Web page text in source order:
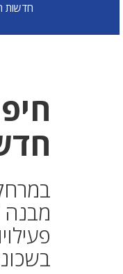
חדשות
מבנה